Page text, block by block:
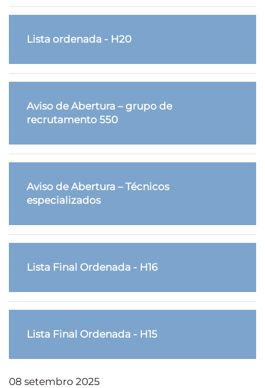
Lista ordenada - H20
Aviso de Abertura – grupo de
recrutamento 550
Aviso de Abertura – Técnicos
especializados
Lista Final Ordenada - H16
Lista Final Ordenada - H15
08 setembro 2025